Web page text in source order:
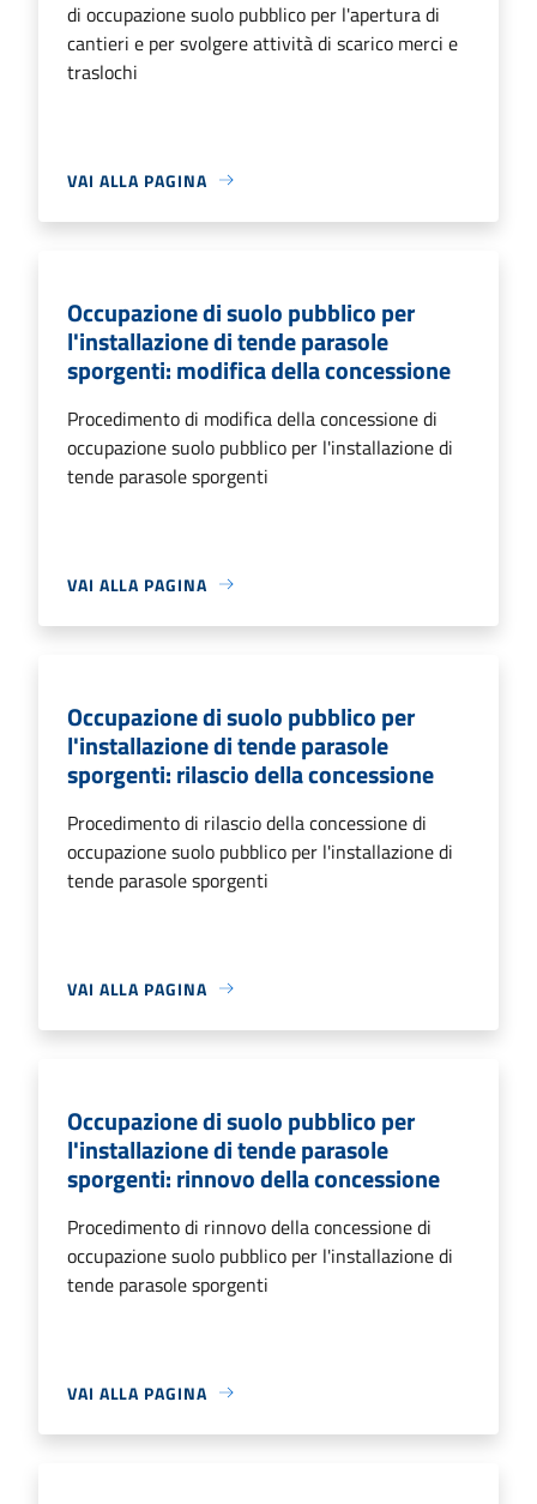
di occupazione suolo pubblico per l'apertura di
cantieri e per svolgere attività di scarico merci e
traslochi
VAI ALLA PAGINA
Occupazione di suolo pubblico per
l'installazione di tende parasole
sporgenti: modifica della concessione
Procedimento di modifica della concessione di
occupazione suolo pubblico per l'installazione di
tende parasole sporgenti
VAI ALLA PAGINA
Occupazione di suolo pubblico per
l'installazione di tende parasole
sporgenti: rilascio della concessione
Procedimento di rilascio della concessione di
occupazione suolo pubblico per l'installazione di
tende parasole sporgenti
VAI ALLA PAGINA
Occupazione di suolo pubblico per
l'installazione di tende parasole
sporgenti: rinnovo della concessione
Procedimento di rinnovo della concessione di
occupazione suolo pubblico per l'installazione di
tende parasole sporgenti
VAI ALLA PAGINA